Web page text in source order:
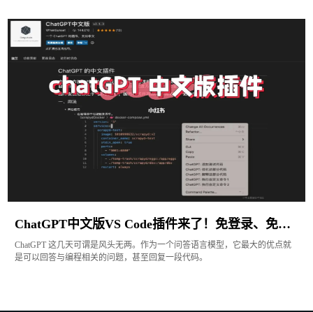
ChatGPT中文版VS Code插件来了！免登录、免注册，你要试试吗？
ChatGPT 这几天可谓是风头无两。作为一个问答语言模型，它最大的优点就
是可以回答与编程相关的问题，甚至回复一段代码。